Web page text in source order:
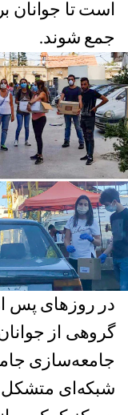
است تا جوانان
جمع شوند.
در روزهای پس
گروهی از
جامعه‌سازی
شبکه‌ای متشکل